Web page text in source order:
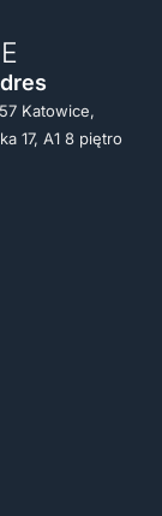
Katowice,
17, A1 8 piętro